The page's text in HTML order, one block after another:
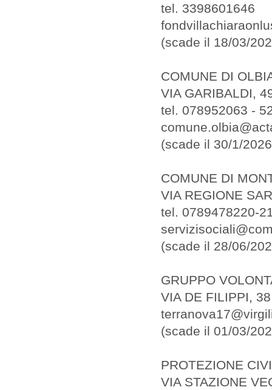
tel. 3398601646
(scade il 18/03/
COMUNE DI
VIA GARIBALDI,
tel. 078952063 -
(scade il 30/1/
COMUNE DI
VIA REGIONE
tel. 0789478220-
(scade il 28/06/
GRUPPO
VIA DE FILIPPI,
(scade il 01/03/
PROTEZIONE
VIA STAZIONE